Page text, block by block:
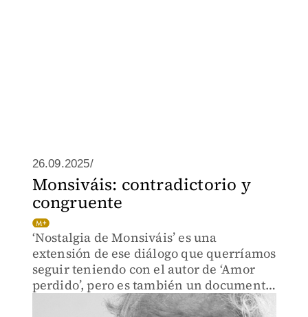
26.09.2025/
Monsiváis: contradictorio y
congruente
‘Nostalgia de Monsiváis’ es una
extensión de ese diálogo que querríamos
seguir teniendo con el autor de ‘Amor
perdido’, pero es también un documento
que lo pinta de cuerpo entero.